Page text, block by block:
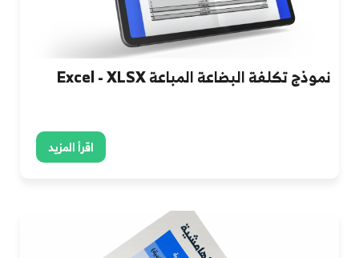
نموذج تكلفة البضاعة المباعة Excel - XLSX
اقرأ المزيد